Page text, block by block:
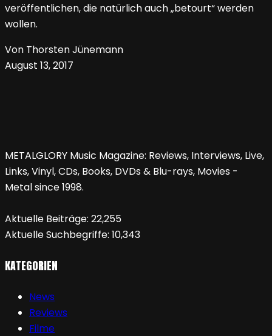
veröffentlichen, die natürlich auch „betourt“ werden
wollen.
Von Thorsten Jünemann
August 13, 2017
METALGLORY Music Magazine: Reviews, Interviews, Live,
Links, Vinyl, CDs, Books, DVDs & Blu-rays, Movies -
Metal since 1998.
Aktuelle Beiträge: 22,255
Aktuelle Suchbegriffe: 10,343
KATEGORIEN
News
Reviews
Filme